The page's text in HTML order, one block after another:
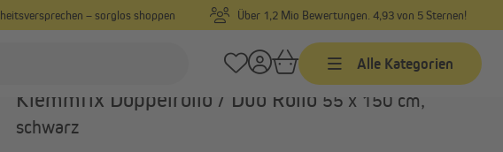
– sorglos shoppen Über 1,2 Mio Bewertungen. 4,93 von 5 Sternen!
Alle Kategorien
Art.-Nr.: 80101979
Klemmfix Doppelrollo / Duo Rollo 55 x 150 cm,
schwarz